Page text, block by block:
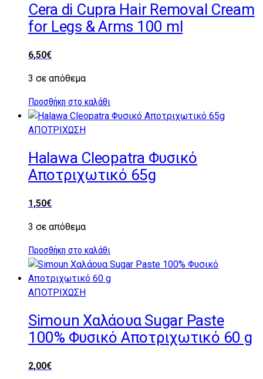
Cera di Cupra Hair Removal Cream
for Legs & Arms 100 ml
6,50€
3 σε απόθεμα
Προσθήκη στο καλάθι
ΑΠΟΤΡΙΧΩΣΗ
Halawa Cleopatra Φυσικό
Αποτριχωτικό 65g
1,50€
3 σε απόθεμα
Προσθήκη στο καλάθι
ΑΠΟΤΡΙΧΩΣΗ
Simoun Χαλάουα Sugar Paste
100% Φυσικό Αποτριχωτικό 60 g
2,00€